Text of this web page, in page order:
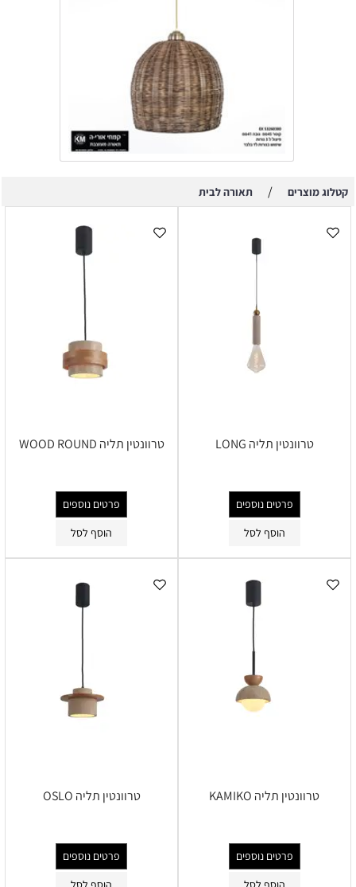
קטלוג מוצרים / תאורה לבית
טרוונטין תליה LONG
פרטים נוספים
הוסף לסל
טרוונטין תליה WOOD ROUND
פרטים נוספים
הוסף לסל
טרוונטין תליה KAMIKO
פרטים נוספים
טרוונטין תליה OSLO
פרטים נוספים